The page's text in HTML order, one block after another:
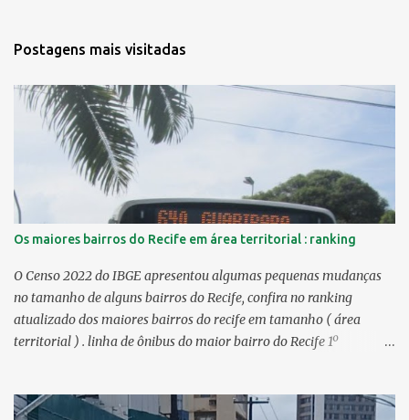
Postagens mais visitadas
Os maiores bairros do Recife em área territorial : ranking
O Censo 2022 do IBGE apresentou algumas pequenas mudanças
no tamanho de alguns bairros do Recife, confira no ranking
atualizado dos maiores bairros do recife em tamanho ( área
territorial ) . linha de ônibus do maior bairro do Recife 1º
Curado 7,98 km² 5º Boa Viagem 7,76 km² > no Censo 2010 : 7,53